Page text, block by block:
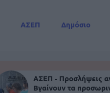
ΑΣΕΠ
Δημόσιο
ΑΣΕΠ - Προσλήψεις
Βγαίνουν τα